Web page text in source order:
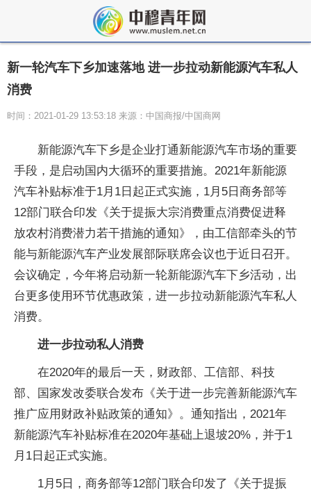
新一轮汽车下乡加速落地 进一步拉动新能源汽车私人
消费
时间：2021-01-29 13:53:18 来源：中国商报/中国商网
新能源汽车下乡是企业打通新能源汽车市场的重要
手段，是启动国内大循环的重要措施。2021年新能源
汽车补贴标准于1月1日起正式实施，1月5日商务部等
12部门联合印发《关于提振大宗消费重点消费促进释
放农村消费潜力若干措施的通知》，由工信部牵头的节
能与新能源汽车产业发展部际联席会议也于近日召开。
会议确定，今年将启动新一轮新能源汽车下乡活动，出
台更多使用环节优惠政策，进一步拉动新能源汽车私人
消费。
进一步拉动私人消费
在2020年的最后一天，财政部、工信部、科技
部、国家发改委联合发布《关于进一步完善新能源汽车
推广应用财政补贴政策的通知》。通知指出，2021年
新能源汽车补贴标准在2020年基础上退坡20%，并于1
月1日起正式实施。
1月5日，商务部等12部门联合印发了《关于提振